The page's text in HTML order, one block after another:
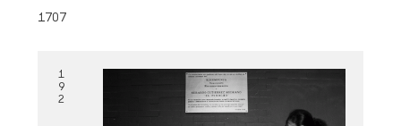
1707
1
9
2